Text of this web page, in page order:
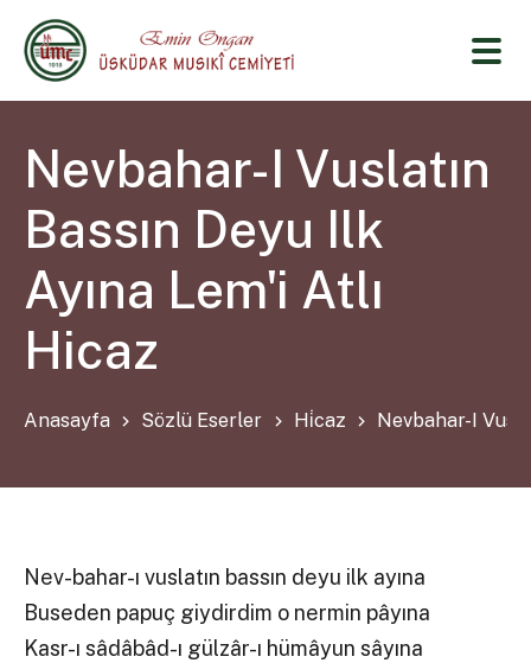
Nevbahar-I Vuslatın
Bassın Deyu Ilk
Ayına Lem'i Atlı
Hicaz
Anasayfa Sözlü Eserler Hi̇caz Nevbahar-I
Nev-bahar-ı vuslatın bassın deyu ilk ayına
Buseden papuç giydirdim o nermin pâyına
Kasr-ı sâdâbâd-ı gülzâr-ı hümâyun sâyına